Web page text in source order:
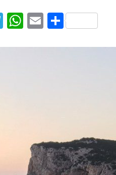
T
el
e
W
h
at
E
m
ai
S
h
ar